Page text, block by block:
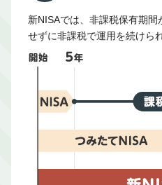
新NISAでは、非課税保有期
せずに非課税で運用を続けら